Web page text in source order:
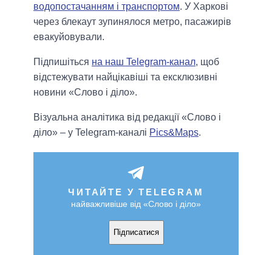
водопостачанням і транспортом. У Харкові
через блекаут зупинялося метро, пасажирів
евакуйовували.
Підпишіться на наш Telegram-канал, щоб
відстежувати найцікавіші та ексклюзивні
новини «Слово і діло».
Візуальна аналітика від редакції «Слово і
діло» – у Telegram-каналі Pics&Maps.
ЧИТАЙТЕ У TELEGRAM
найважливіше від «Слово і діло»
Підписатися